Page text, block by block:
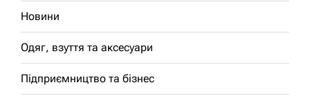
Новини
Одяг, взуття та аксесуари
Підприємництво та бізнес